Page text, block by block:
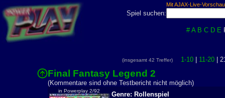
Mit AJAX-Live-
Spiel suchen:
# A B C D E
(insgesamt 42 Treffer) 1-10| 11-20|
Final Fantasy Legend 2
(Kommentare sind ohne Testbericht nicht möglich)
in Powerplay 2/92
Genre: Rollenspiel